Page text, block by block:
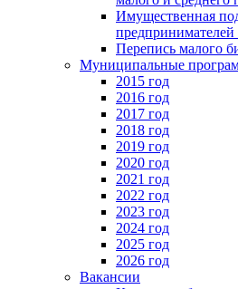
Имущественная
Перепись малого
Муниципальные
2015 год
2016 год
2017 год
2018 год
2019 год
2020 год
2021 год
2022 год
2023 год
2024 год
2025 год
2026 год
Вакансии